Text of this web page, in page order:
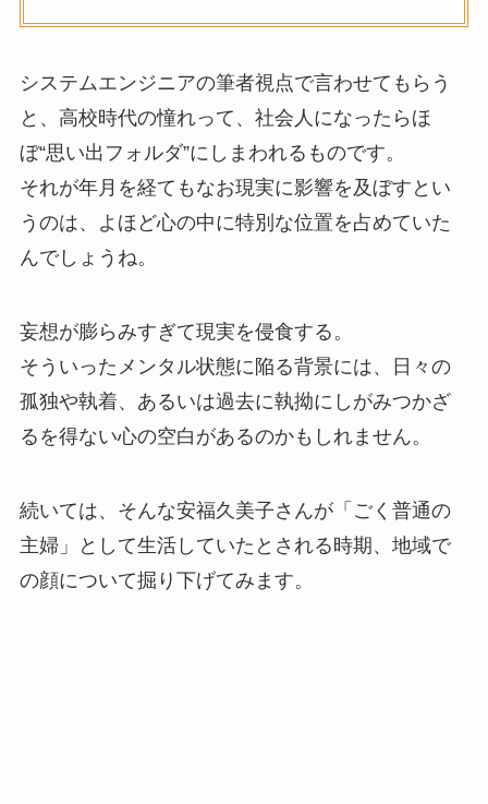
システムエンジニアの筆者視点で言わせてもらう
と、高校時代の憧れって、社会人になったらほ
ぼ“思い出フォルダ”にしまわれるものです。
それが年月を経てもなお現実に影響を及ぼすとい
うのは、よほど心の中に特別な位置を占めていた
んでしょうね。
妄想が膨らみすぎて現実を侵食する。
そういったメンタル状態に陥る背景には、日々の
孤独や執着、あるいは過去に執拗にしがみつかざ
るを得ない心の空白があるのかもしれません。
続いては、そんな安福久美子さんが「ごく普通の
主婦」として生活していたとされる時期、地域で
の顔について掘り下げてみます。